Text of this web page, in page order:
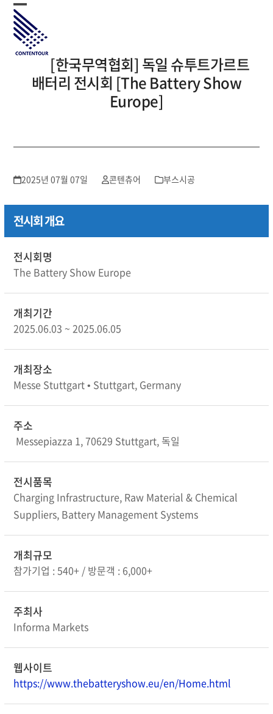
Skip
content
Open
mobile
menu
Close
mobile
menu[한국무역협회] 독일 슈투트가르트
배터리 전시회 [The Battery Show
Europe]
2025년 07월 07일 콘텐츄어 부스시공
전시회 개요
전시회명
The Battery Show Europe
개최기간
2025.06.03 ~ 2025.06.05
개최장소
Messe Stuttgart • Stuttgart, Germany
주소
Messepiazza 1, 70629 Stuttgart, 독일
전시품목
Charging Infrastructure, Raw Material & Chemical
Suppliers, Battery Management Systems
개최규모
참가기업 : 540+ / 방문객 : 6,000+
주최사
Informa Markets
웹사이트
https://www.thebatteryshow.eu/en/Home.html